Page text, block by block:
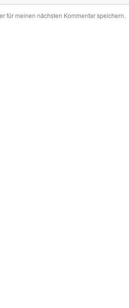
für meinen nächsten Kommentar speichern.